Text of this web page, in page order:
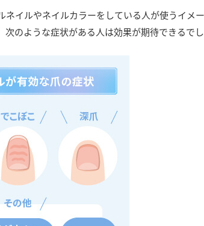
ネイルやネイルカラーをしている人が使うイメ
次のような症状がある人は効果が期待できるでし